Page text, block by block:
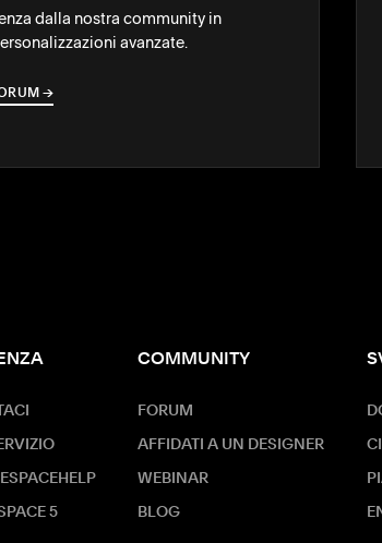
dalla nostra community in
avanzate.
→
→
5
COMMUNITY
FORUM
AFFIDATI A UN DESIGNER
WEBINAR
BLOG